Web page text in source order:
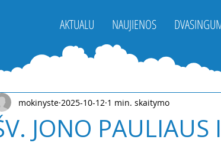
AKTUALU NAUJIENOS
JONO PAULIAUS
mokinyste 2025-10-12 1 min. skaitymo